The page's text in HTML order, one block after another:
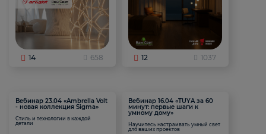
14 658 12 1037
Вебинар 23.04 «Ambrella Volt
- новая коллекция Sigma»
Стиль и технологии в каждой
детали
Вебинар 16.04 «TUYA за 60
минут: первые шаги к
умному дому»
Научитесь настраивать умный свет
для ваших проектов